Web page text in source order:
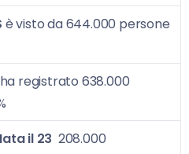
è visto da 644.000 persone
registrato 638.000
il 23 208.000